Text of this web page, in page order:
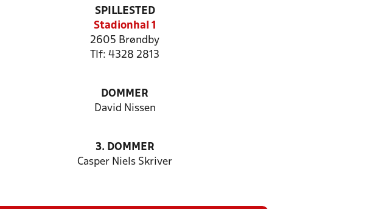
SPILLESTED
Stadionhal 1
2605 Brøndby
Tlf: 4328 2813
DOMMER
David Nissen
3. DOMMER
Casper Niels Skriver